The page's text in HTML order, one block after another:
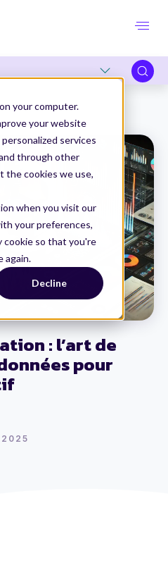
your computer.
your website
services
through other
the cookies we use,
when you visit our
your preferences,
cookie so that you're
again.
Decline
: l’art de
pour